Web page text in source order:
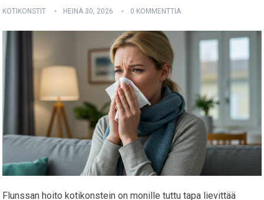
KOTIKONSTIT HEINÄ 30, 2026 0 KOMMENTTIA
Flunssan hoito kotikonstein on monille tuttu tapa lievittää